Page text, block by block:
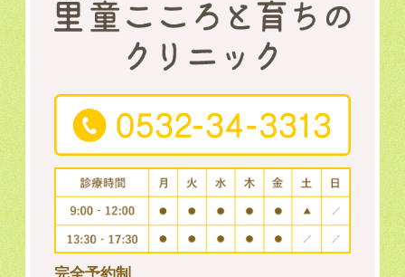
完全予約制